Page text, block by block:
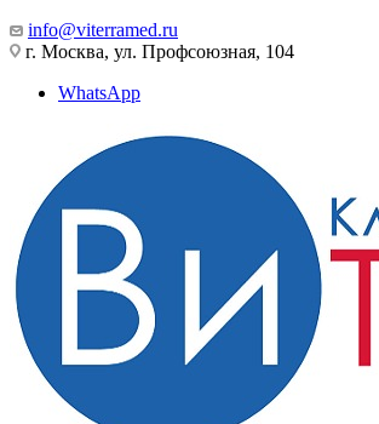
info@viterramed.ru
г. Москва, ул. Профсоюзная, 104
WhatsApp